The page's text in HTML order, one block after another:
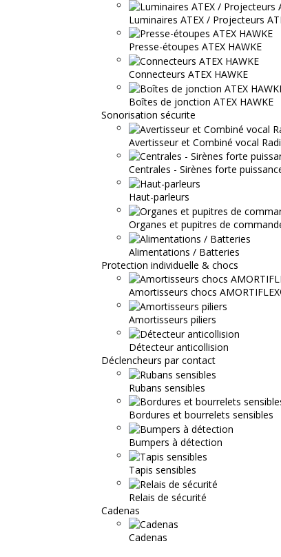
Luminaires ATEX / Projecteurs
Presse-étoupes ATEX HAWKE
Connecteurs ATEX HAWKE
Boîtes de jonction ATEX HAWKE
Sonorisation sécurite
Avertisseur et Combiné vocal
Centrales - Sirènes forte
Haut-parleurs
Organes et pupitres de
Alimentations / Batteries
Protection individuelle & chocs
Amortisseurs chocs
Amortisseurs piliers
Détecteur anticollision
Déclencheurs par contact
Rubans sensibles
Bordures et bourrelets sensibles
Bumpers à détection
Tapis sensibles
Relais de sécurité
Cadenas
Cadenas